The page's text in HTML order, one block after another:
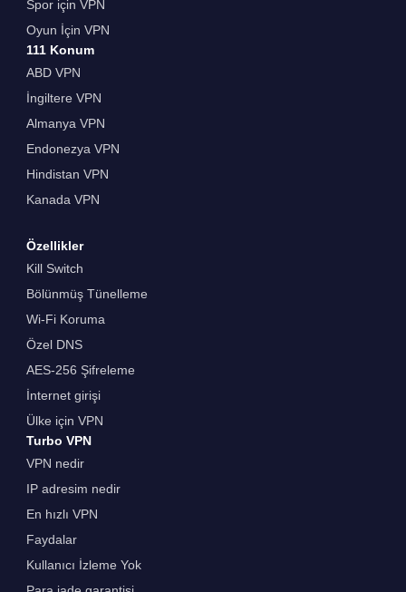
Spor için VPN
Oyun İçin VPN
111 Konum
ABD VPN
İngiltere VPN
Almanya VPN
Endonezya VPN
Hindistan VPN
Kanada VPN
Özellikler
Kill Switch
Bölünmüş Tünelleme
Wi-Fi Koruma
Özel DNS
AES-256 Şifreleme
İnternet girişi
Ülke için VPN
Turbo VPN
VPN nedir
IP adresim nedir
En hızlı VPN
Faydalar
Kullanıcı İzleme Yok